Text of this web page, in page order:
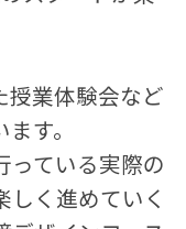
授業体験会など
す。
っている実際の
く進めていく